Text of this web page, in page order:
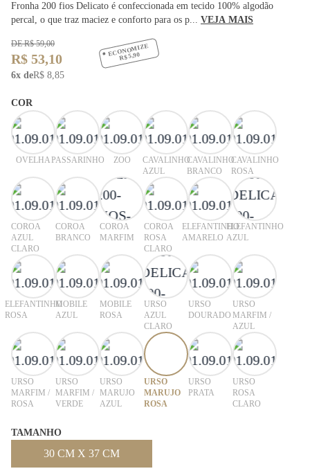
Fronha 200 fios Delicato é confeccionada em tecido 100% algodão
percal, o que traz maciez e conforto para os p... VEJA MAIS
DE R$ 59,00
R$ 53,10
6x deR$ 8,85
ECONOMIZE
R$ 5,90
COR
OVELHA PASSARINHO ZOO
CAVALINHO
AZUL
CAVALINHO
BRANCO
CAVALINHO
ROSA
COROA
AZUL
CLARO
COROA
BRANCO
COROA
MARFIM
COROA
ROSA
CLARO
ELEFANTINHO
AMARELO
ELEFANTINHO
AZUL
ELEFANTINHO
ROSA
MOBILE
AZUL
MOBILE
ROSA
URSO
AZUL
CLARO
URSO
DOURADO
URSO
MARFIM /
AZUL
URSO
MARFIM /
ROSA
URSO
MARFIM /
VERDE
URSO
MARUJO
AZUL
URSO
MARUJO
ROSA
URSO
PRATA
URSO
ROSA
CLARO
TAMANHO
30 CM X 37 CM